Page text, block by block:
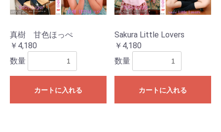
真樹 甘色ほっぺ
￥4,180
数量
カートに入れる
Sakura Little Lovers
￥4,180
数量
カートに入れる